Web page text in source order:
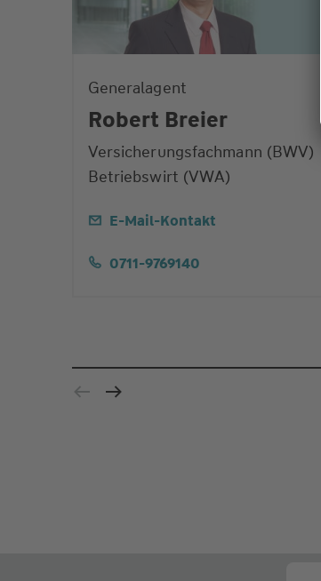
Generalagent
Robert Breier
Versicherungsfachmann (BWV)
Betriebswirt (VWA)
E-Mail-Kontakt
0711-9769140